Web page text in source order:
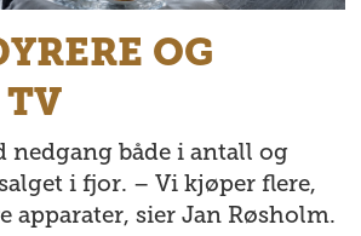
OG
nedgang både i antall og
i fjor. – Vi kjøper flere,
apparater, sier Jan Røsholm.